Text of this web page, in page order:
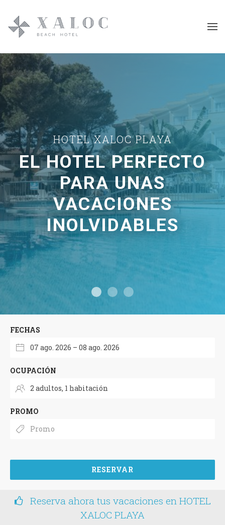
HOTEL XALOC PLAYA
EL HOTEL PERFECTO
PARAUNAS
VACACIONES
INOLVIDABLES
FECHAS
OCUPACIÓN
PROMO
RESERVAR
Reserva ahora tus vacaciones en HOTEL
XALOC PLAYA